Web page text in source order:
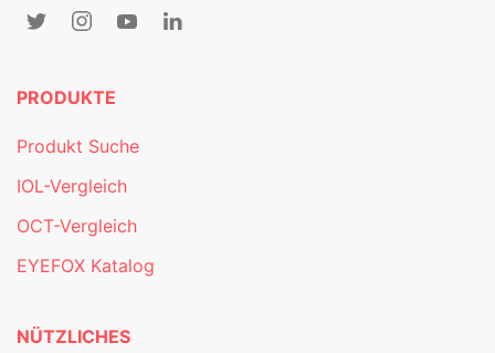
PRODUKTE
Produkt Suche
IOL-Vergleich
OCT-Vergleich
EYEFOX Katalog
NÜTZLICHES